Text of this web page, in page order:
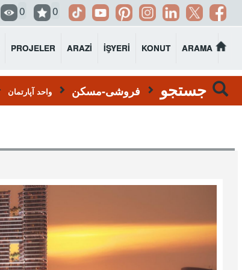
0
0
ARAMA
KONUT
İŞYERİ
ARAZİ
PROJELER
جستجو فروشی-مسکن واحد آپارتمان